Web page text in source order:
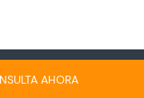
AHORA